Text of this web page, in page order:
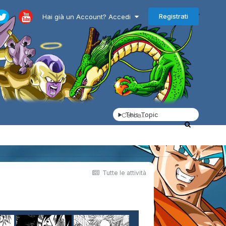
Hai già un Account? Accedi Registrati
This Topic
Tutte le attività